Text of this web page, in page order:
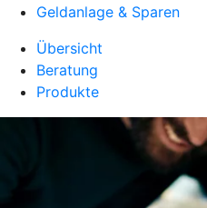
Geldanlage & Sparen
Übersicht
Beratung
Produkte